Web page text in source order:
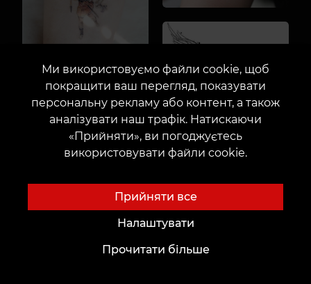
Показати ще
Ми використовуємо файли cookie, щоб
покращити ваш перегляд, показувати
персональну рекламу або контент, а також
аналізувати наш трафік. Натискаючи
«Прийняти», ви погоджуєтесь
використовувати файли cookie.
Прийняти все
Налаштувати
Прочитати більше